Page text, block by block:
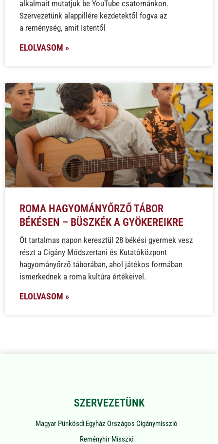
alkalmait mutatjuk be YouTube csatornánkon.
Szervezetünk alappillére kezdetektől fogva az
a reménység, amit Istentől
ELOLVASOM »
ROMA HAGYOMÁNYŐRZŐ TÁBOR
BÉKÉSEN – BÜSZKÉK A GYÖKEREIKRE
Öt tartalmas napon keresztül 28 békési gyermek vesz
részt a Cigány Módszertani és Kutatóközpont
hagyományőrző táborában, ahol játékos formában
ismerkednek a roma kultúra értékeivel.
ELOLVASOM »
SZERVEZETÜNK
Magyar Pünkösdi Egyház Országos Cigánymisszió
Reményhír Misszió